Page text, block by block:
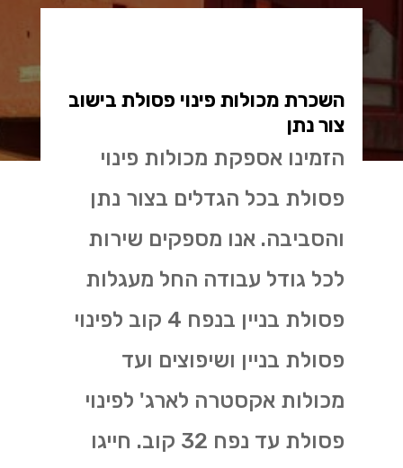
השכרת מכולות פינוי פסולת בישוב
צור נתן
הזמינו אספקת מכולות פינוי
פסולת בכל הגדלים בצור נתן
והסביבה. אנו מספקים שירות
לכל גודל עבודה החל מעגלות
פסולת בניין בנפח 4 קוב לפינוי
פסולת בניין ושיפוצים ועד
מכולות אקסטרה לארג' לפינוי
פסולת עד נפח 32 קוב. חייגו